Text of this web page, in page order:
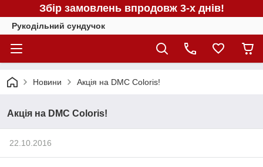
Збір замовлень впродовж 3-х днів!
Рукодільний сундучок
Новини Акція на DMC Coloris!
Акція на DMC Coloris!
22.10.2016